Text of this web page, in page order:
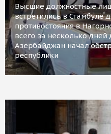
Высшие должностные
встретились в Стамбуле
противостояния в
всего за несколько дней
Азербайджан начал
республики